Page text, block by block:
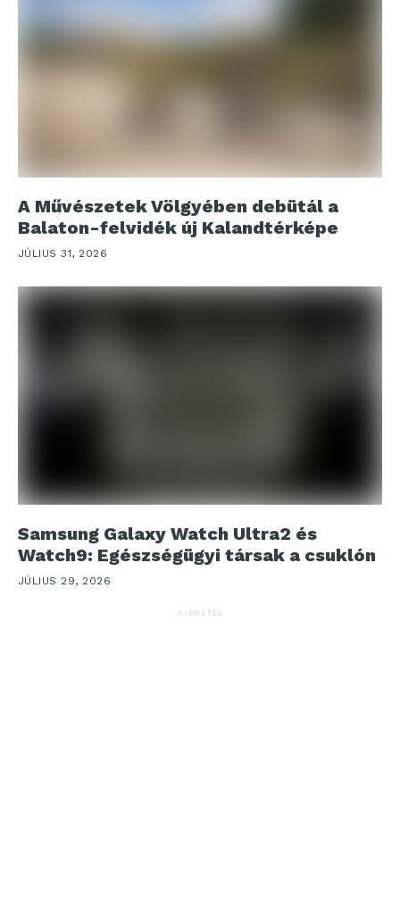
A Művészetek Völgyében debütál a
Balaton-felvidék új Kalandtérképe
JÚLIUS 31, 2026
Samsung Galaxy Watch Ultra2 és
Watch9: Egészségügyi társak a csuklón
JÚLIUS 29, 2026
HIRDETÉS